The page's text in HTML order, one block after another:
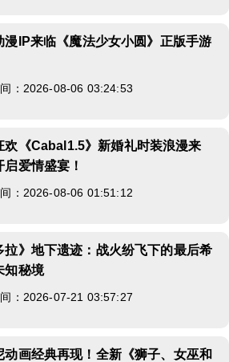
漫IP来临《魔法少女小圆》正版手游
：2026-08-06 03:24:53
欢《Cabal1.5》新婚礼时装浪漫来
启爱情盛宴！
：2026-08-06 01:51:12
拉》地下遗迹：战火纷飞下的最后希
知秘境
：2026-07-21 03:57:27
动画经典再现！全新《狮子、女巫和